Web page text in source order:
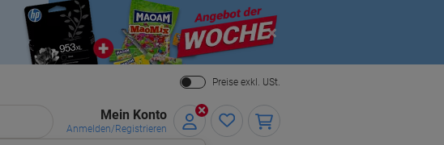
Close
Preise exkl. USt.
Mein Konto
Anmelden/Registrieren